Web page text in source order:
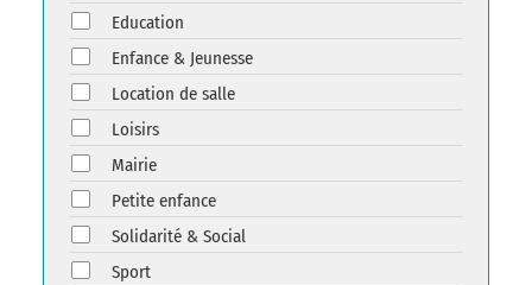
Education
Enfance & Jeunesse
Location de salle
Loisirs
Mairie
Petite enfance
Solidarité & Social
Sport